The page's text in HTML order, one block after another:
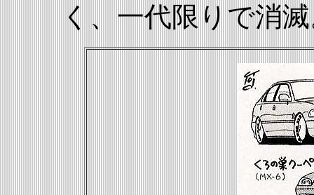
く、一代限りで消